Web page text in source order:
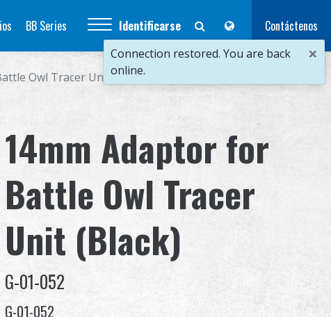
BB Series Identificarse Contáctenos
Owl Tracer Unit (Black)
14mm Adaptor for
Battle Owl Tracer
Unit (Black)
G-01-052
G-01-052
×
Connection restored. You are back
online.